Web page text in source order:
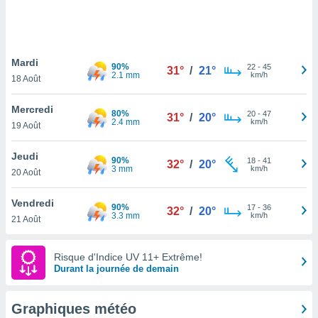
pas
de
à
cas,
que
sur le
et que
Mardi
18 Août
90%
2.1 mm
31° / 21° 22- 45
km/h
Mercredi
19 Août
80%
2.4 mm
31° / 20° 20- 47
km/h
Jeudi
20 Août
90%
3 mm
32° / 20° 18- 41
km/h
Vendredi
21 Août
90%
3.3 mm
32° / 20° 17- 36
km/h
Risque d'Indice UV 11+ Extrême!
Durant la journée de demain
Graphiques météo